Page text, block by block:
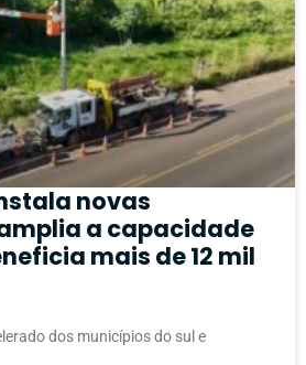
novas
a capacidade
mais de 12 mil
dos municípios do sul e